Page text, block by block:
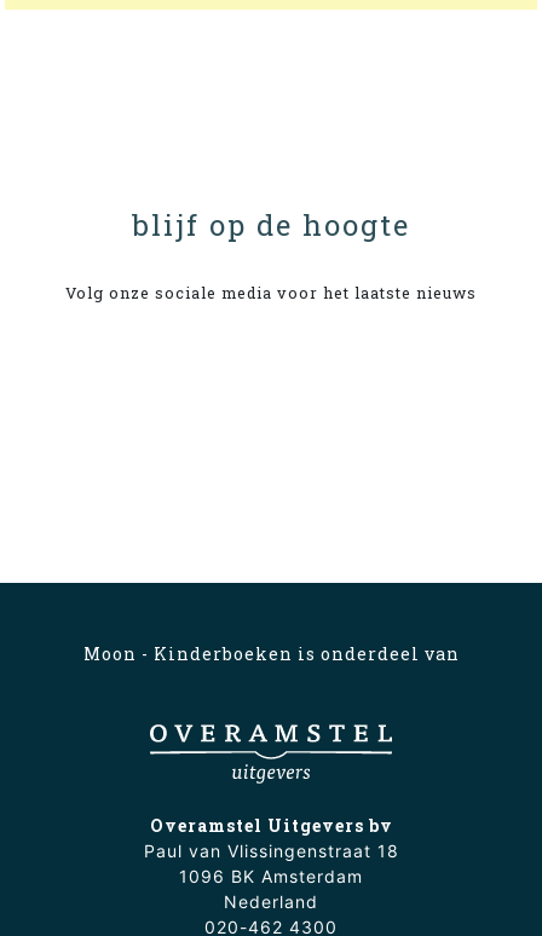
blijf op de hoogte
Volg onze sociale media voor het laatste nieuws
Moon - Kinderboeken is onderdeel van
Overamstel Uitgevers bv
Paul van Vlissingenstraat 18
1096 BK Amsterdam
Nederland
020-462 4300